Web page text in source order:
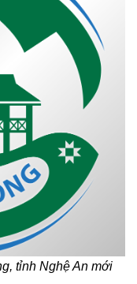
tỉnh Nghệ An mới